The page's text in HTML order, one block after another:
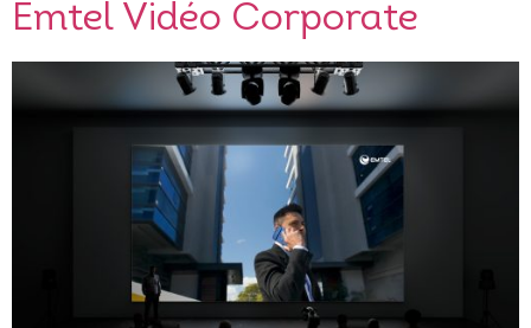
Emtel Vidéo Corporate